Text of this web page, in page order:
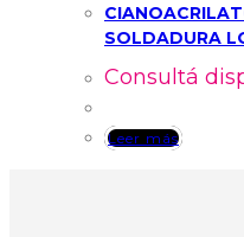
SOLDADURA
Consultá
Leer más